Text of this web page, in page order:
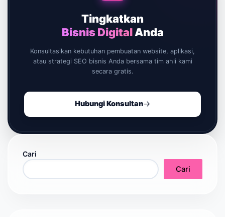
Tingkatkan
Bisnis DigitalAnda
Konsultasikan kebutuhan pembuatan website, aplikasi,
atau strategi SEO bisnis Anda bersama tim ahli kami
secara gratis.
Hubungi Konsultan
Cari
Cari